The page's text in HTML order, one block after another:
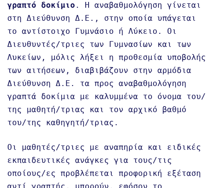
γραπτό δοκίμιο . Η αναβαθμολόγηση γίνεται
στη Διεύθυνση Δ.Ε., στην οποία υπάγεται
το αντίστοιχο Γυμνάσιο ή Λύκειο. Οι
Διευθυντές/τριες των Γυμνασίων και των
Λυκείων, μόλις λήξει η προθεσμία υποβολής
των αιτήσεων, διαβιβάζουν στην αρμόδια
Διεύθυνση Δ.Ε. τα προς αναβαθμολόγηση
γραπτά δοκίμια με καλυμμένα το όνομα του/
της μαθητή/τριας και τον αρχικό βαθμό
του/της καθηγητή/τριας.
Οι μαθητές/τριες με αναπηρία και ειδικές
εκπαιδευτικές ανάγκες για τους/τις
οποίους/ες προβλέπεται προφορική εξέταση